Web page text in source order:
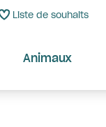
Liste de souhaits
Animaux